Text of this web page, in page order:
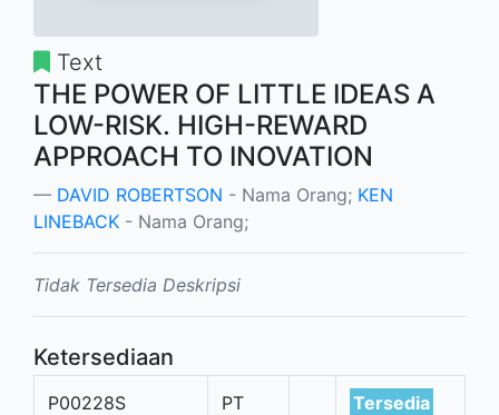
Text
THE POWER OF LITTLE IDEAS A
LOW-RISK. HIGH-REWARD
APPROACH TO INOVATION
DAVID ROBERTSON - Nama Orang; KEN
LINEBACK - Nama Orang;
Tidak Tersedia Deskripsi
Ketersediaan
P00228S PT Tersedia